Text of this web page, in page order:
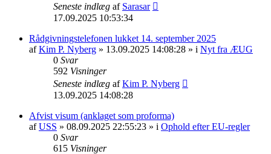
Seneste indlæg af Sarasar
17.09.2025 10:53:34
Rådgivningstelefonen lukket 14. september 2025
afKim P. Nyberg » 13.09.2025 14:08:28 » i Nyt fra ÆUG
0 Svar
592 Visninger
Seneste indlæg afKim P. Nyberg
13.09.2025 14:08:28
Afvist visum (anklaget som proforma)
afUSS » 08.09.2025 22:55:23 » i Ophold efter EU-regler
0 Svar
615 Visninger